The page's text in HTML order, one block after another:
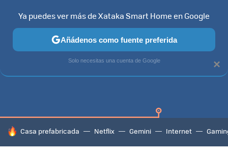
SAMSUNG SMART TV TIZEN SAMSUNG
HOY SE HABLA DE
Casa prefabricada Netflix Gemini Internet
×
Ya puedes ver más de Xataka Smart Home en Google
Añádenos como fuente preferida
Solo necesitas una cuenta de Google